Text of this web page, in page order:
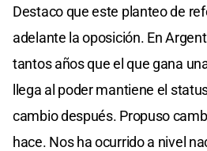
Destaco que este planteo de
adelante la oposición. En
tantos años que el que gana
llega al poder mantiene el
cambio después. Propuso
hace. Nos ha ocurrido a nivel